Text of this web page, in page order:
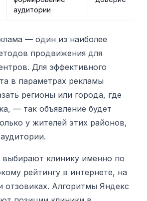
аудитории
— один из наиболее
продвижения для
Для эффективного
в параметрах рекламы
регионы или города, где
— так объявление будет
у жителей этих районов,
клинику именно по
рейтингу в интернете, на
отзовиках. Алгоритмы Яндекс